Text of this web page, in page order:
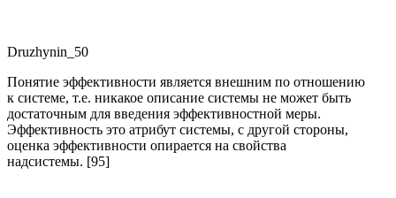
Druzhynin_50
Понятие эффективности является внешним по отношению
к системе, т.е. никакое описание системы не может быть
достаточным для введения эффективностной меры.
Эффективность это атрибут системы, с другой стороны,
оценка эффективности опирается на свойства
надсистемы. [95]